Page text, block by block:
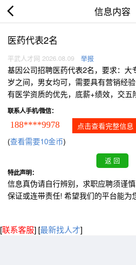
信息内容
医药代表2名
平武人才网 2026.08.09 举报
基因公司招聘医药代表2名，要求：大
岁之间，男女均可，需要具有营销经
有医学资质的优先，底薪+绩效，交五
联系人手机/微信：
188****9978 点击查看完整信息
(查看需要10金币)
特此声明：
信息真伪请自行辨别，求职应聘须谨
保证或连带责任! 希望我们的平台能为
[联系客服] [最新找人才]